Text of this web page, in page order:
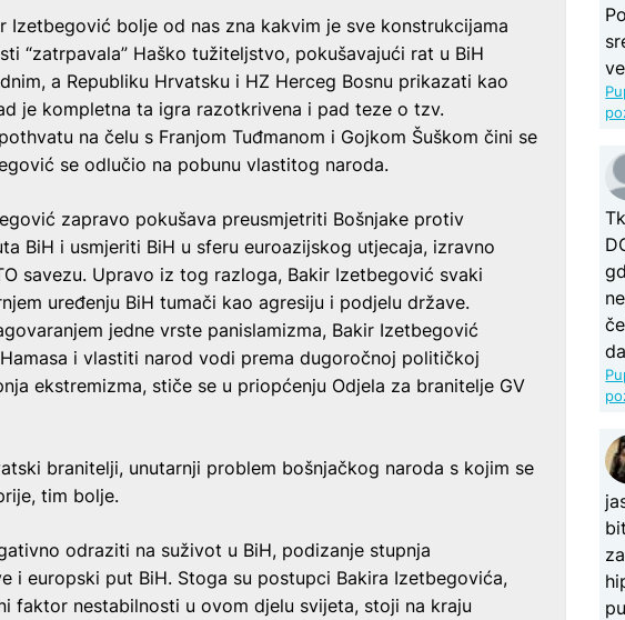
Izetbegović bolje od nas zna kakvim je sve konstrukcijama
“zatrpavala” Haško tužiteljstvo, pokušavajući rat u BiH
a Republiku Hrvatsku i HZ Herceg Bosnu prikazati kao
je kompletna ta igra razotkrivena i pad teze o tzv.
na čelu s Franjom Tuđmanom i Gojkom Šuškom čini se
se odlučio na pobunu vlastitog naroda.
zapravo pokušava preusmjetriti Bošnjake protiv
BiH i usmjeriti BiH u sferu euroazijskog utjecaja, izravno
savezu. Upravo iz tog razloga, Bakir Izetbegović svaki
uređenju BiH tumači kao agresiju i podjelu države.
jedne vrste panislamizma, Bakir Izetbegović
i vlastiti narod vodi prema dugoročnoj političkoj
ekstremizma, stiče se u priopćenju Odjela za branitelje GV
branitelji, unutarnji problem bošnjačkog naroda s kojim se
tim bolje.
odraziti na suživot u BiH, podizanje stupnja
i europski put BiH. Stoga su postupci Bakira Izetbegovića,
faktor nestabilnosti u ovom djelu svijeta, stoji na kraju